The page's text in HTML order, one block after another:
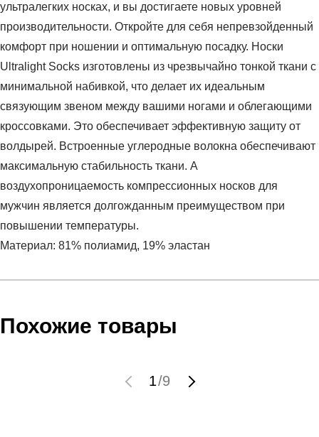
ультралегких носках, и вы достигаете новых уровней
производительности. Откройте для себя непревзойденный
комфорт при ношении и оптимальную посадку. Носки
Ultralight Socks изготовлены из чрезвычайно тонкой ткани с
минимальной набивкой, что делает их идеальным
связующим звеном между вашими ногами и облегающими
кроссовками. Это обеспечивает эффективную защиту от
волдырей. Встроенные углеродные волокна обеспечивают
максимальную стабильность ткани. А
воздухопроницаемость компрессионных носков для
мужчин является долгожданным преимуществом при
повышении температуры.
Материал: 81% полиамид, 19% эластан
Артикул:C1UUM-5
Пол:мужской
81% полиамид, 19% эластан
Условия оплаты
высылает Вам менеджер.
мы не увидим Вашу оплату.
Похожие товары
1/9